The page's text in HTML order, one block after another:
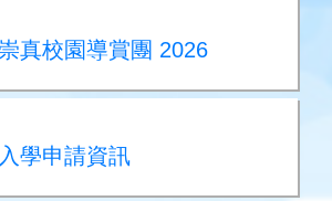
真校園導賞團 2026
學申請資訊